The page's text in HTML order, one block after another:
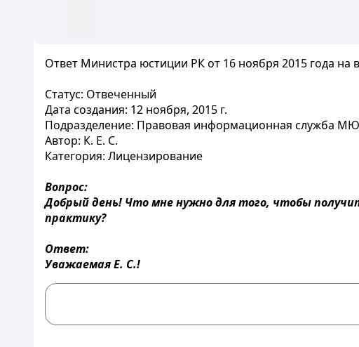
Ответ Министра юстиции РК от 16 ноября 2015 года на
Статус: Отвеченный
Дата создания: 12 ноября, 2015 г.
Подразделение: Правовая информационная служба
Автор: К. Е. С.
Категория: Лицензирование
Вопрос:
Добрый день! Что мне нужно для того, чтобы
практику?
Ответ:
Уважаемая Е. С.!